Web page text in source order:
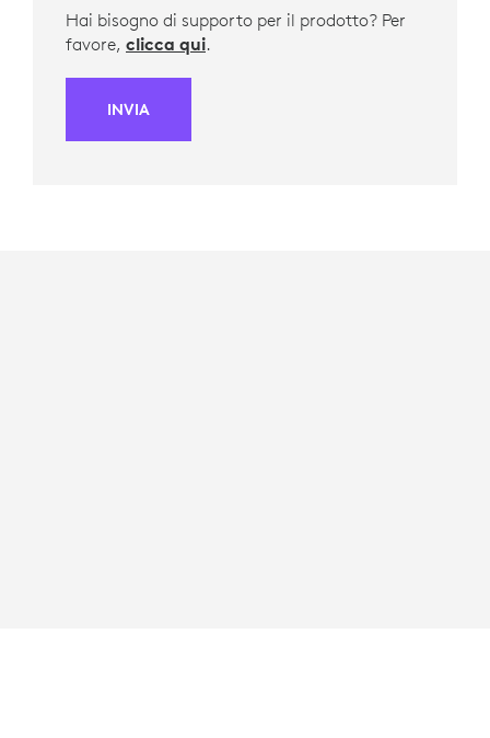
Hai bisogno di supporto per il prodotto? Per
favore, clicca qui.
INVIA